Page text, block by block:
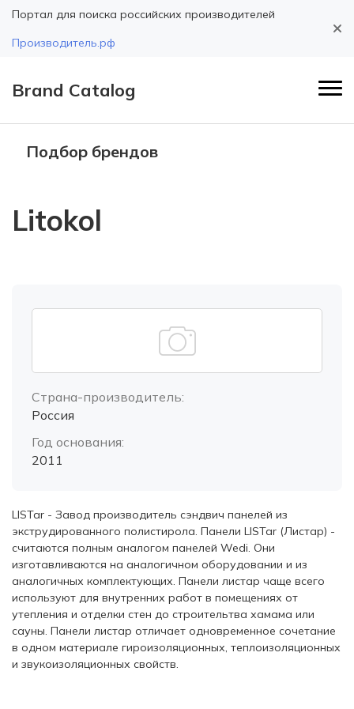
Портал для поиска российских производителей
Производитель.рф
Brand Catalog
Подбор брендов
Litokol
LISTar - Завод производитель сэндвич панелей из
экструдированного полистирола. Панели LISTar (Листар) -
считаются полным аналогом панелей Wedi. Они
изготавливаются на аналогичном оборудовании и из
аналогичных комплектующих. Панели листар чаще всего
используют для внутренних работ в помещениях от
утепления и отделки стен до строительтва хамама или
сауны. Панели листар отличает одновременное сочетание
в одном материале гироизоляционных, теплоизоляционных
и звукоизоляционных свойств.
Страна-производитель:
Россия
Год основания:
2011